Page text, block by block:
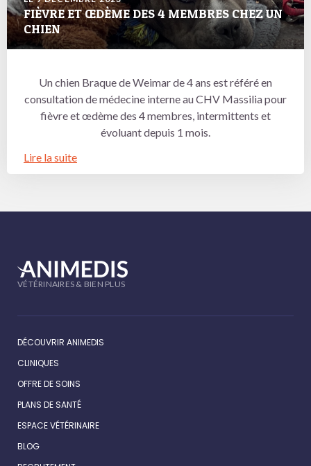
FIÈVRE ET ŒDÈME DES 4 MEMBRES CHEZ UN
CHIEN
Un chien Braque de Weimar de 4 ans est référé en
consultation de médecine interne au CHV Massilia pour
fièvre et œdème des 4 membres, intermittents et
évoluant depuis 1 mois.
Lire la suite
VÉTÉRINAIRES & BIEN PLUS
DÉCOUVRIR ANIMEDIS
CLINIQUES
OFFRE DE SOINS
PLANS DE SANTÉ
ESPACE VÉTÉRINAIRE
BLOG